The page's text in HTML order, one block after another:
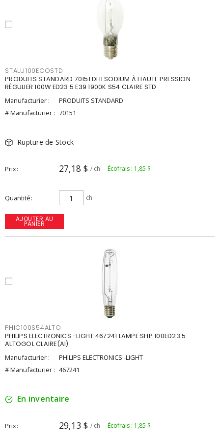
STALU100ECOSTD
PRODUITS STANDARD 70151 DHI SODIUM À HAUTE PRESSION
RÉGULIER 100W ED23.5 E39 1900K S54 CLAIRE STD
Manufacturier :
PRODUITS STANDARD
# Manufacturier : 70151
Rupture de Stock
Prix 27,18 $ / ch Écofrais : 1,85 $
Quantité ch
AJOUTER AU
PANIER
PHIC100S54ALTO
PHILIPS ELECTRONICS -LIGHT 467241 LAMPE SHP 100ED23.5
ALTOGOL CLAIRE(AI)
Manufacturier :
PHILIPS ELECTRONICS -LIGHT
# Manufacturier : 467241
En inventaire
Prix 29,13 $ / ch Écofrais : 1,85 $